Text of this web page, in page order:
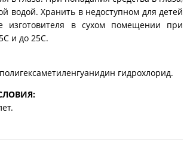
водой. Хранить в недоступном для детей
изготовителя в сухом помещении при
и до 25С.
гидрохлорид.